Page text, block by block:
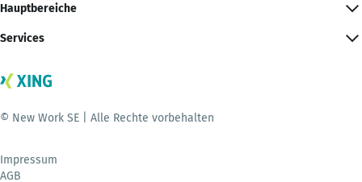
Hauptbereiche
Services
© New Work SE | Alle Rechte vorbehalten
Impressum
AGB